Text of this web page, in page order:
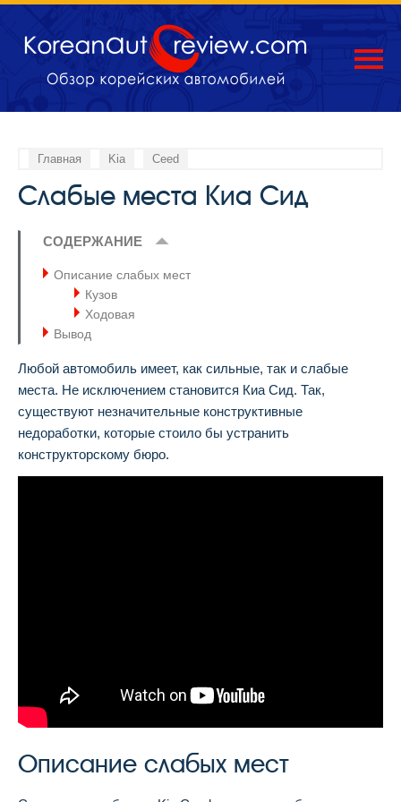
Главная Kia Ceed
Слабые места Киа Сид
СОДЕРЖАНИЕ
Описание слабых мест
Кузов
Ходовая
Вывод
Любой автомобиль имеет, как сильные, так и слабые
места. Не исключением становится Киа Сид. Так,
существуют незначительные конструктивные
недоработки, которые стоило бы устранить
конструкторскому бюро.
Описание слабых мест